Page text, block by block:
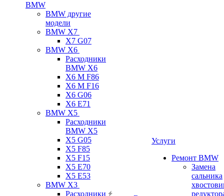
BMW
BMW другие
модели
BMW X7
X7 G07
BMW X6
Расходники
BMW X6
X6 M F86
X6 M F16
X6 G06
X6 E71
BMW X5
Расходники
BMW X5
X5 G05
X5 F85
X5 F15
X5 E70
X5 E53
BMW X3
Расходники
Услуги
Ремонт BMW
Замена
сальника